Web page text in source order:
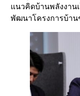
แนวคิดบ้านพลังงาน
พัฒนาโครงการบ้าน